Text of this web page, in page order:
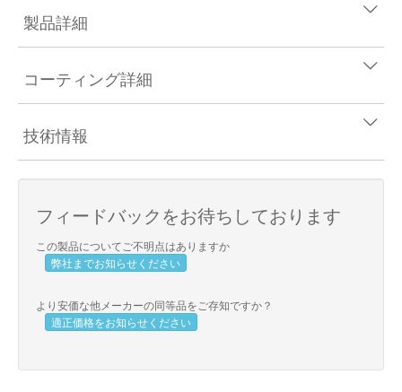
製品詳細
コーティング詳細
技術情報
フィードバックをお待ちしております
この製品についてご不明点はありますか
弊社までお知らせください
より安価な他メーカーの同等品をご存知ですか？
適正価格をお知らせください